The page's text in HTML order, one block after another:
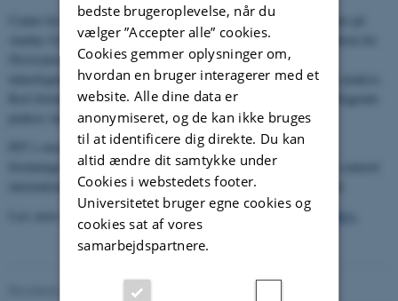
Center for Participatory IT (PIT) er et tværfagligt forskningscenter på
Aarhus Universitet. Centeret har rødder i den skandinaviske tradition for
Participatory Design, som kombinerer områderne indenfor
teknologiudvikling og -brug med en bred interesse for deltagende praksis.
Kort fortalt udforsker PIT hvordan og hvornår værdier og den deltagende
praksis skal bringes ind i design og brugen af IT.
PIT’s overordnede mål er at etablere et nyt og tværfaglig
forskningsfundament forParticipatory IT. Formålet er at placere centeret
internationalt som en top-fem forskningsgruppe inden for området.
Læs mere omkringPIT, det tværfaglige og internationale perspektiv.
bedste brugeroplevelse, når du
vælger ”Accepter alle” cookies.
Cookies gemmer oplysninger om,
hvordan en bruger interagerer med et
website. Alle dine data er
anonymiseret, og de kan ikke bruges
til at identificere dig direkte. Du kan
altid ændre dit samtykke under
Cookies i webstedets footer.
Universitetet bruger egne cookies og
cookies sat af vores
samarbejdspartnere.